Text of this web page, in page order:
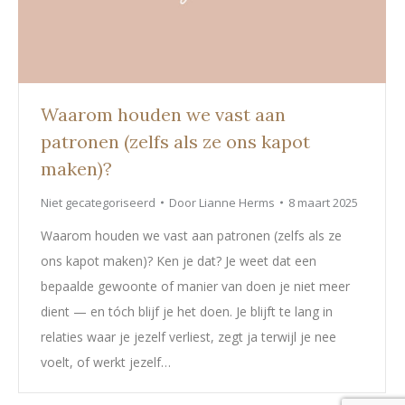
Waarom houden we vast aan
patronen (zelfs als ze ons kapot
maken)?
Niet gecategoriseerd Door Lianne Herms 8 maart 2025
Waarom houden we vast aan patronen (zelfs als ze
ons kapot maken)? Ken je dat? Je weet dat een
bepaalde gewoonte of manier van doen je niet meer
dient — en tóch blijf je het doen. Je blijft te lang in
relaties waar je jezelf verliest, zegt ja terwijl je nee
voelt, of werkt jezelf…